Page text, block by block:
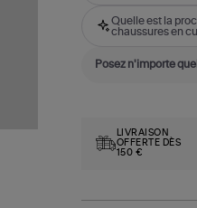
Quelle est la
chaussures en
LIVRAISON
OFFERTE DÈS
150 €